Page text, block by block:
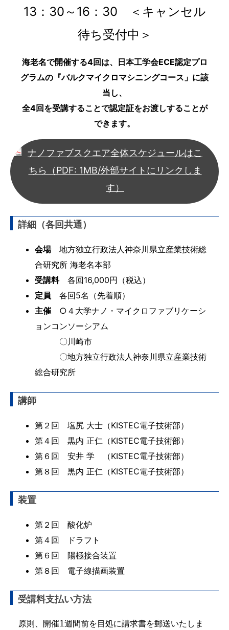
13：30～16：30 ＜キャンセル
待ち受付中＞
海老名で開催する4回は、日本工学会ECE認定プロ
グラムの『バルクマイクロマシニングコース」に該
当し、
全4回を受講することで認定証をお渡しすることが
できます。
ナノファブスクエア全体スケジュールはこ
ちら（PDF: 1MB/外部サイトにリンクしま
す）
詳細（各回共通）
会場地方独立行政法人神奈川県立産業技術総
合研究所 海老名本部
受講料 各回16,000円（税込）
定員 各回5名（先着順）
主催 ○４大学ナノ・マイクロファブリケーシ
ョンコンソーシアム
〇川崎市
〇地方独立行政法人神奈川県立産業技術
総合研究所
講師
第２回 塩尻 大士（KISTEC電子技術部）
第４回 黒内 正仁（KISTEC電子技術部）
第６回 安井 学 （KISTEC電子技術部）
第８回 黒内 正仁（KISTEC電子技術部）
装置
第２回 酸化炉
第４回 ドラフト
第６回 陽極接合装置
第８回 電子線描画装置
受講料支払い方法
原則、開催1週間前を目処に請求書を郵送いたしま